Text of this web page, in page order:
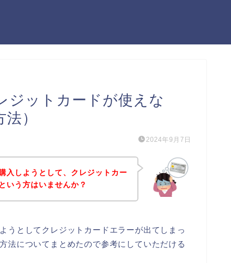
ジットカードが使えな
）
2024年9月7日
入しようとして、クレジットカー
いう方はいませんか？
うとしてクレジットカードエラーが出てしまっ
法についてまとめたので参考にしていただける